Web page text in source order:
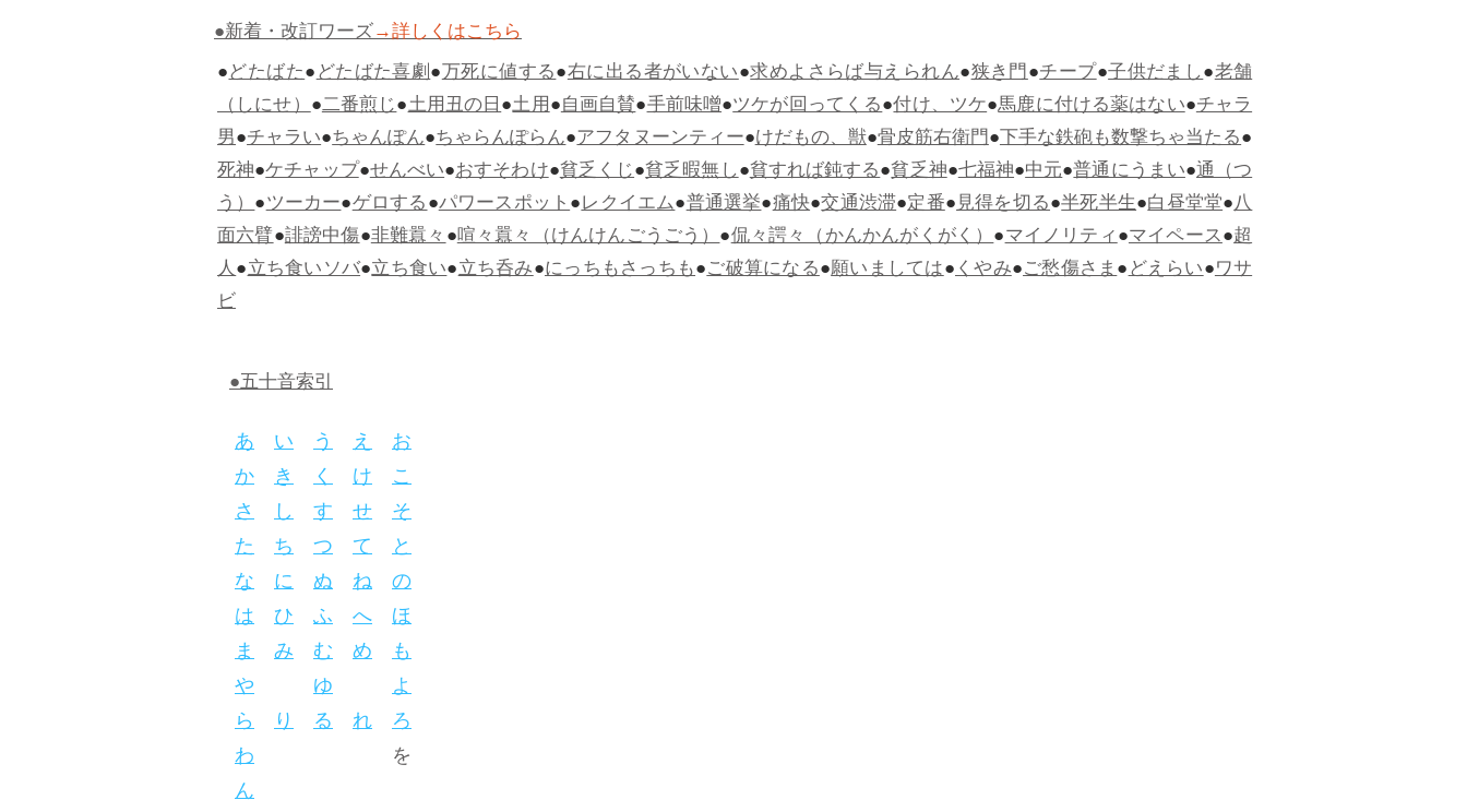
●新着・改訂ワーズ→詳しくはこちら
●どたばた●どたばた喜劇●万死に値する●右に出る者がいない●求めよさらば与えられん●狭き門●チープ●子供だまし●老舗
（しにせ）●二番煎じ●土用丑の日●土用●自画自賛●手前味噌●ツケが回ってくる●付け、ツケ●馬鹿に付ける薬はない●チャラ
男●チャラい●ちゃんぽん●ちゃらんぽらん●アフタヌーンティー●けだもの、獣●骨皮筋右衛門●下手な鉄砲も数撃ちゃ当たる●
死神●ケチャップ●せんべい●おすそわけ●貧乏くじ●貧乏暇無し●貧すれば鈍する●貧乏神●七福神●中元●普通にうまい●通（つ
う）●ツーカー●ゲロする●パワースポット●レクイエム●普通選挙●痛快●交通渋滞●定番●見得を切る●半死半生●白昼堂堂●八
面六臂●誹謗中傷●非難囂々●喧々囂々（けんけんごうごう）●侃々諤々（かんかんがくがく）●マイノリティ●マイペース●超
人●立ち食いソバ●立ち食い●立ち呑み●にっちもさっちも●ご破算になる●願いましては●くやみ●ご愁傷さま●どえらい●ワサ
ビ
●五十音索引
あ い う え お
か き く け こ
さ し す せ そ
た ち つ て と
な に ぬ ね の
は ひ ふ へ ほ
ま み む め も
や
ゆ
よ
ら り る れ ろ
わ を
ん